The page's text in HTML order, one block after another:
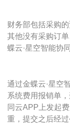
财务部包括采购
其他没有采购订
蝶云·星空智能协
通过金蝶云·星空
系统费用报销单
同云APP上发起
重，提交之后经